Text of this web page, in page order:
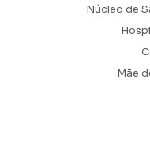
Núcleo de
Mãe